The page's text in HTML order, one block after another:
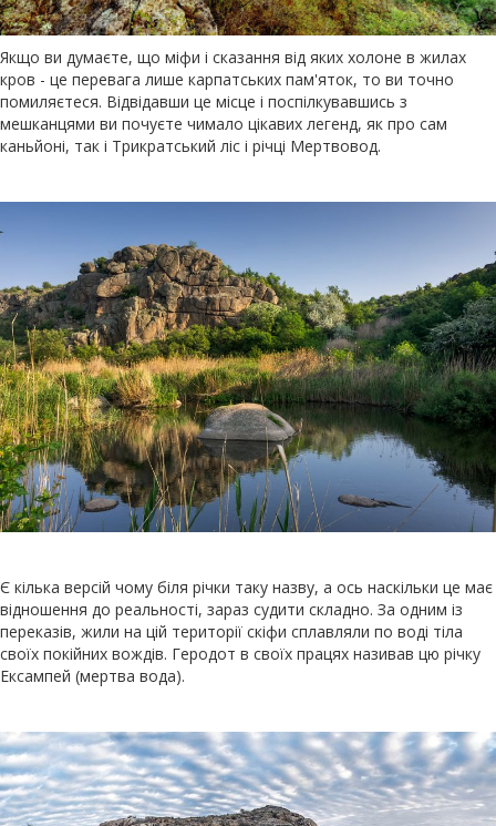
Якщо ви думаєте, що міфи і сказання від яких холоне в жилах
кров - це перевага лише карпатських пам'яток, то ви точно
помиляєтеся. Відвідавши це місце і поспілкувавшись з
мешканцями ви почуєте чимало цікавих легенд, як про сам
каньйоні, так і Трикратський ліс і річці Мертвовод.
Є кілька версій чому біля річки таку назву, а ось наскільки це має
відношення до реальності, зараз судити складно. За одним із
переказів, жили на цій території скіфи сплавляли по воді тіла
своїх покійних вождів. Геродот в своїх працях називав цю річку
Ексампей (мертва вода).